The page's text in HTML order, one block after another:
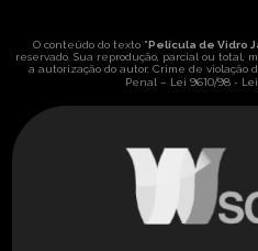
O conteúdo do texto "Película de Vidro
reservado. Sua reprodução, parcial ou total,
a autorização do autor. Crime de violação
Penal – Lei 9610/98 -